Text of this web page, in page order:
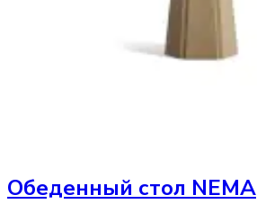
Обеденный стол NEMA